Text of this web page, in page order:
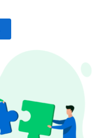
Kontakt